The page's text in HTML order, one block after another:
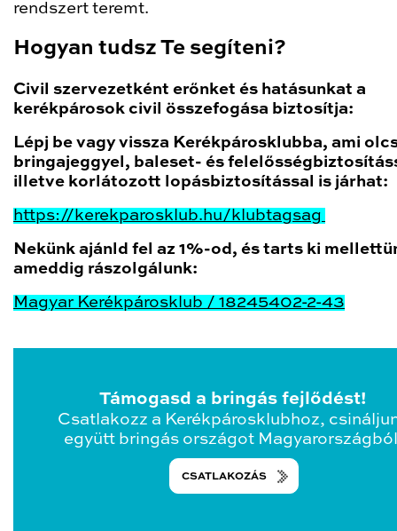
rendszert teremt.
Hogyan tudsz Te segíteni?
Civil szervezetként erőnket és hatásunkat a
kerékpárosok civil összefogása biztosítja:
Lépj be vagy vissza Kerékpárosklubba, ami
bringajeggyel, baleset- és
illetve korlátozott lopásbiztosítással is járhat:
https://kerekparosklub.hu/klubtagsag
Nekünk ajánld fel az 1%-od, és tarts ki
ameddig rászolgálunk:
Magyar Kerékpárosklub / 18245402-2-43
Támogasd a bringás fejlődést!
Csatlakozz a Kerékpárosklubhoz,
együtt bringás országot
CSATLAKOZÁS